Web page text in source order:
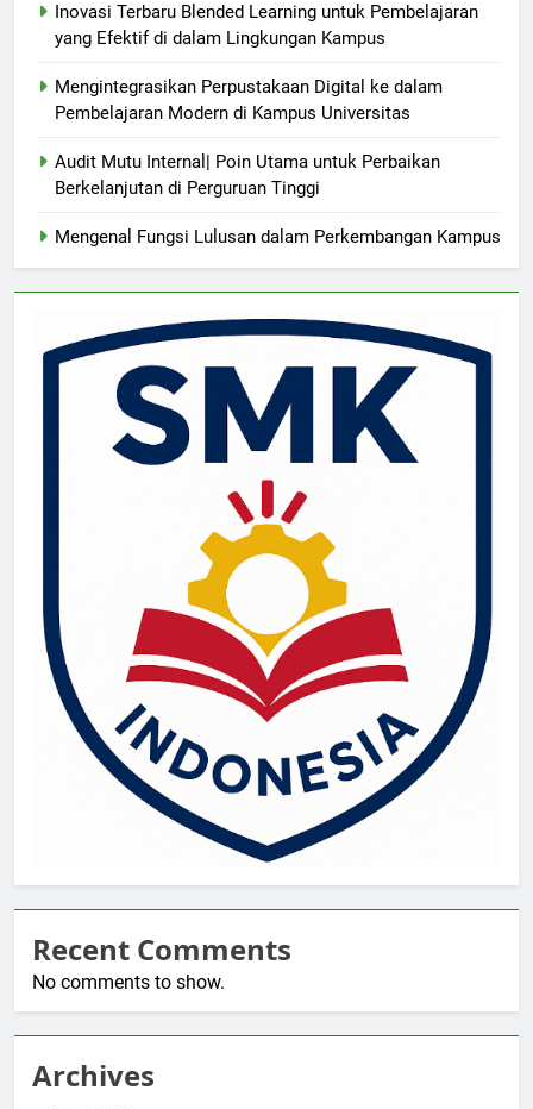
Inovasi Terbaru Blended Learning untuk Pembelajaran
yang Efektif di dalam Lingkungan Kampus
Mengintegrasikan Perpustakaan Digital ke dalam
Pembelajaran Modern di Kampus Universitas
Audit Mutu Internal| Poin Utama untuk Perbaikan
Berkelanjutan di Perguruan Tinggi
Mengenal Fungsi Lulusan dalam Perkembangan Kampus
Recent Comments
No comments to show.
Archives